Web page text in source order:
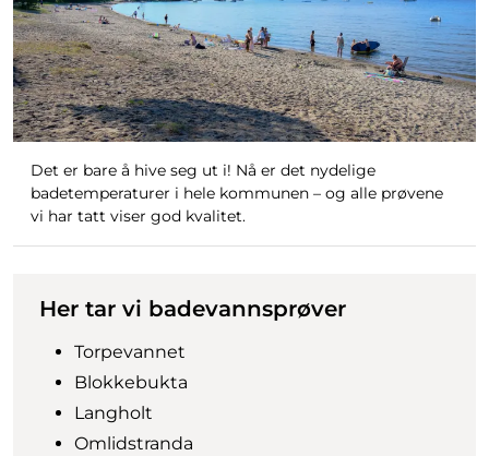
Det er bare å hive seg ut i! Nå er det nydelige
badetemperaturer i hele kommunen – og alle prøvene
vi har tatt viser god kvalitet.
Her tar vi badevannsprøver
Torpevannet
Blokkebukta
Langholt
Omlidstranda